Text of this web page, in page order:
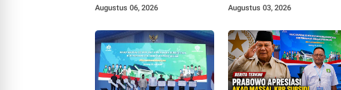
Unggulan hingga Undang
Augustus 06, 2026
Desa Wonorejo, Raih
Polokarto Tumoto Expo
2026
Augustus 03, 2026